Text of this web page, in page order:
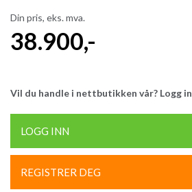
Din pris, eks. mva.
38.900,-
Vil du handle i nettbutikken vår? Logg
LOGG INN
REGISTRER DEG